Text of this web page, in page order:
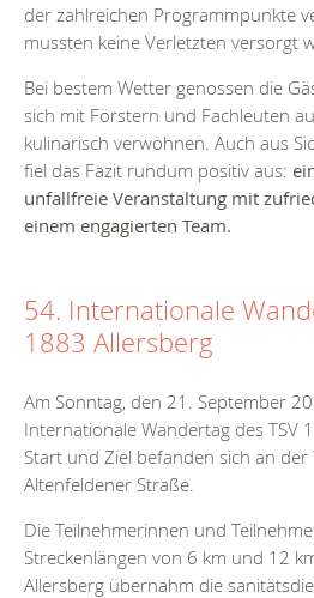
der zahlreichen Programmpunkte
mussten keine Verletzten versorgt
Bei bestem Wetter genossen die
sich mit Förstern und Fachleuten
kulinarisch verwöhnen. Auch aus
fiel das Fazit rundum positiv aus:
unfallfreie Veranstaltung mit
einem engagierten Team.
54. Internationale
1883 Allersberg
Am Sonntag, den 21. September
Internationale Wandertag des TSV
Start und Ziel befanden sich an der
Altenfeldener Straße.
Die Teilnehmerinnen und
Streckenlängen von 6 km und 12
Allersberg übernahm die